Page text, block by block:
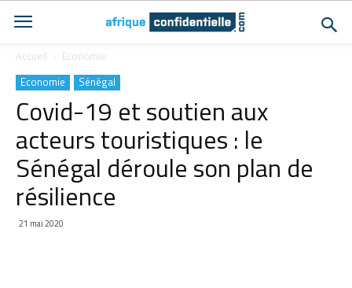
Accueil Economie
Economie Sénégal
Covid-19 et soutien aux
acteurs touristiques : le
Sénégal déroule son plan de
résilience
21 mai 2020